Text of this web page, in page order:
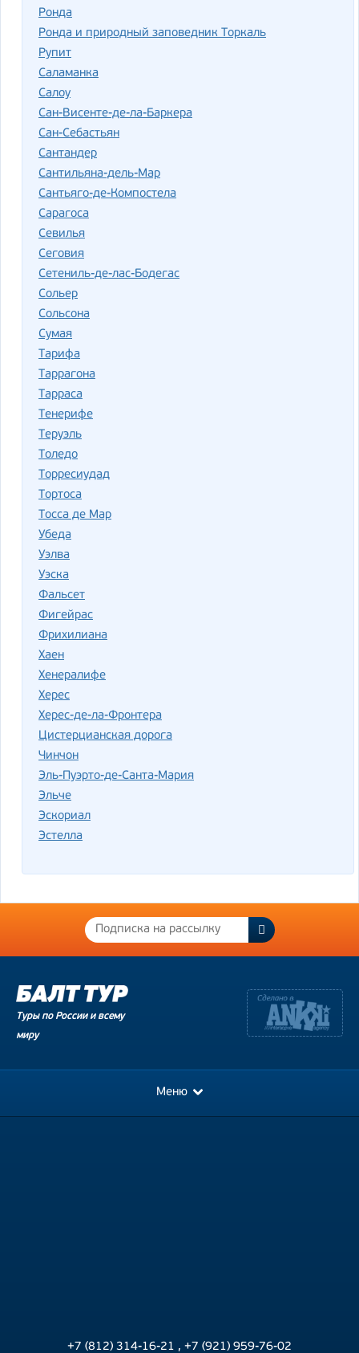
Ронда
Ронда и природный заповедник Торкаль
Рупит
Саламанка
Салоу
Сан-Висенте-де-ла-Баркера
Сан-Себастьян
Сантандер
Сантильяна-дель-Мар
Сантьяго-де-Компостела
Сарагоса
Севилья
Сеговия
Сетениль-де-лас-Бодегас
Сольер
Сольсона
Сумая
Тарифа
Таррагона
Тарраса
Тенерифе
Теруэль
Толедо
Торресиудад
Тортоса
Тосса де Мар
Убеда
Уэлва
Уэска
Фальсет
Фигейрас
Фрихилиана
Хаен
Хенералифе
Херес
Херес-де-ла-Фронтера
Цистерцианская дорога
Чинчон
Эль-Пуэрто-де-Санта-Мария
Эльче
Эскориал
Эстелла
Туры по России и всему
миру
Меню
+7 (812) 314-16-21 , +7 (921) 959-76-02